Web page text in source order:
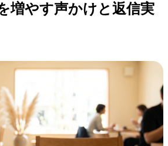
増やす声かけと返信実